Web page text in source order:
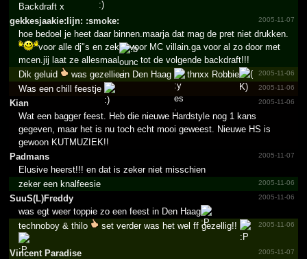
Backdraft x
gekkes­jaakie­:lijn: :smoke:
2005-11-07
hoe bedoel je heet daar binnen.maarja dat mag de pret niet drukken.
voor alle dj"s en zeker voor MC villain.ga voor al zo door met
mcen.jij laat ze allesmaal
tot de volgende backdraft!!!
2005-11-06
Dik geluid was gezellie in Den Haag thnxx Robbie
2005-11-06
Was een chill feestje
Kian
2005-11-06
Wat een bagger feest. Heb die nieuwe Hardstyle nog 1 kans
gegeven, maar het is nu toch echt mooi geweest. Nieuwe HS is
gewoon KUTMUZIEK!!
Padmans
2005-11-07
Elusive heerst!!! en dat is zeker niet misschien
2005-11-06
zeker een knalfeesie
SuuS(L­)Fredd­y
2005-11-06
was egt weer toppie zo een feest in Den Haag
2005-11-06
technoboy & thilo set verder was het wel ff gezellig!!
Vincent Paradise 2005-11-07